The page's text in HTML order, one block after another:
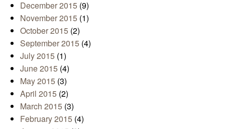
December 2015 (9)
November 2015 (1)
October 2015 (2)
September 2015 (4)
July 2015 (1)
June 2015 (4)
May 2015 (3)
April 2015 (2)
March 2015 (3)
February 2015 (4)